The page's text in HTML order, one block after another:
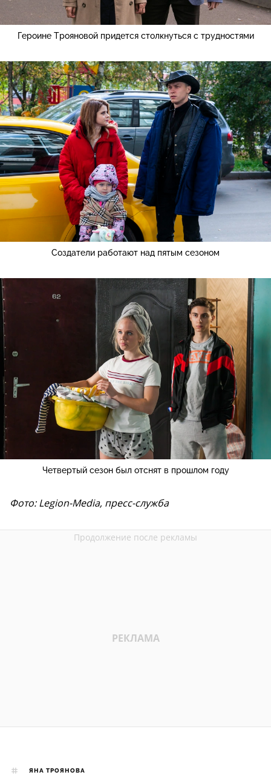
Героине Трояновой придется столкнуться с трудностями
Создатели работают над пятым сезоном
Четвертый сезон был отснят в прошлом году
Фото: Legion-Media, пресс-служба
ЯНА ТРОЯНОВА